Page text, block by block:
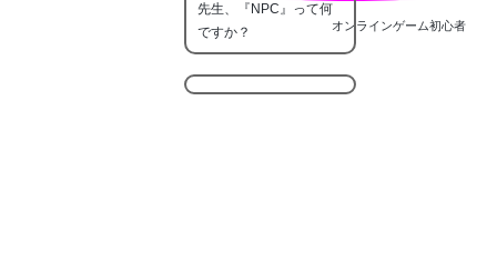
オンラインゲーム初心者
先生、『NPC』って何
ですか？